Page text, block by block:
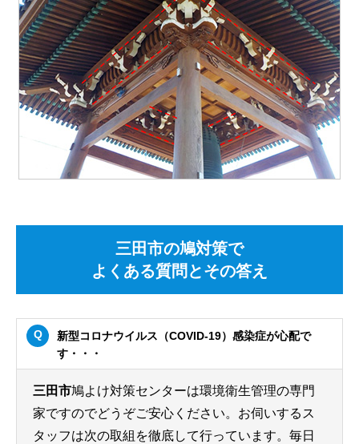
三田市の鳩対策で
よくある質問とその答え
新型コロナウイルス（COVID-19）感染症が心配で
す・・・
三田市鳩よけ対策センターは環境衛生管理の専門
家ですのでどうぞご安心ください。お伺いするス
タッフは次の取組を徹底して行っています。毎日